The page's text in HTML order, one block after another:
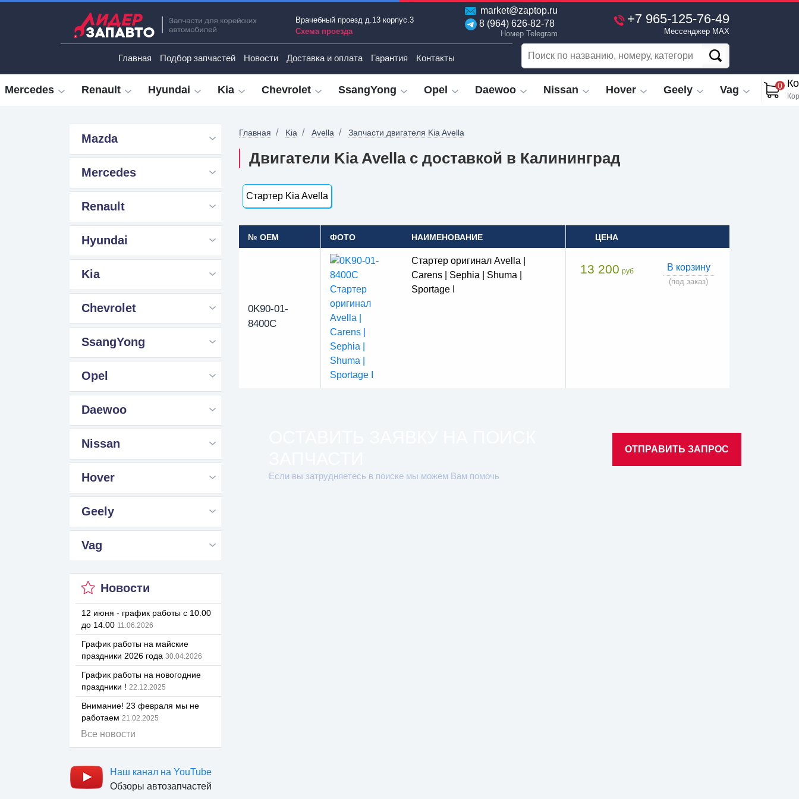
Врачебный проезд д.13 корпус.3
Схема проезда
market@zaptop.ru
8 (964) 626-82-78
Номер Telegram
+7 965-125-76-49
Мессенджер MAX
Главная Подбор запчастей Новости Доставка и оплата Гарантия Контакты
Mercedes Renault Hyundai Kia Chevrolet SsangYong Opel Daewoo Nissan Hover Geely Vag 0
Mazda
Mercedes
Renault
Hyundai
Kia
Chevrolet
SsangYong
Opel
Daewoo
Nissan
Hover
Geely
Vag
Новости
12 июня - график работы с 10.00
до 14.00 11.06.2026
График работы на майские
праздники 2026 года 30.04.2026
График работы на новогодние
праздники ! 22.12.2025
Внимание! 23 февраля мы не
работаем 21.02.2025
Все новости
Наш канал на YouTube
Обзоры автозапчастей
Главная Kia Avella Запчасти двигателя Kia Avella
Двигатели Kia Avella с доставкой в Калининград
Стартер Kia Avella
№ OEM ФОТО НАИМЕНОВАНИЕ ЦЕНА
0K90-01-
8400C
Стартер оригинал Avella |
Carens | Sephia | Shuma |
Sportage I
13 200 руб В корзину
(под заказ)
Если вы затрудняетесь в поиске мы можем Вам помочь
ОТПРАВИТЬ ЗАПРОС